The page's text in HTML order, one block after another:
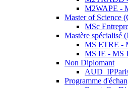
M2WAPE -
Master of Science
MSc
Mastère spécialisé
MS ETRE -
MS IE - MS
Non Diplomant
Programme